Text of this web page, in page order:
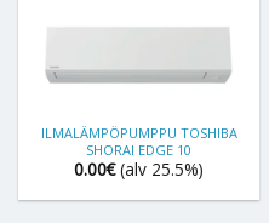
ILMALÄMPÖPUMPPU TOSHIBA
SHORAI EDGE 10
0.00€ (alv 25.5%)